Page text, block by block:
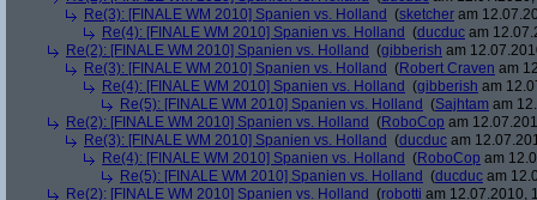
Re(3): [FINALE WM 2010] Spanien vs. Holland (sketcher am
Re(4): [FINALE WM 2010] Spanien vs. Holland (ducduc am
Re(2): [FINALE WM 2010] Spanien vs. Holland (gibberish am
Re(3): [FINALE WM 2010] Spanien vs. Holland (Robert Craven am
Re(4): [FINALE WM 2010] Spanien vs. Holland (gibberish am
Re(5): [FINALE WM 2010] Spanien vs. Holland (Sajhtam am
Re(2): [FINALE WM 2010] Spanien vs. Holland (RoboCop am
Re(3): [FINALE WM 2010] Spanien vs. Holland (ducduc am
Re(4): [FINALE WM 2010] Spanien vs. Holland (RoboCop am
Re(5): [FINALE WM 2010] Spanien vs. Holland (ducduc am
Re(2): [FINALE WM 2010] Spanien vs. Holland (robotti am 12.07.2010,